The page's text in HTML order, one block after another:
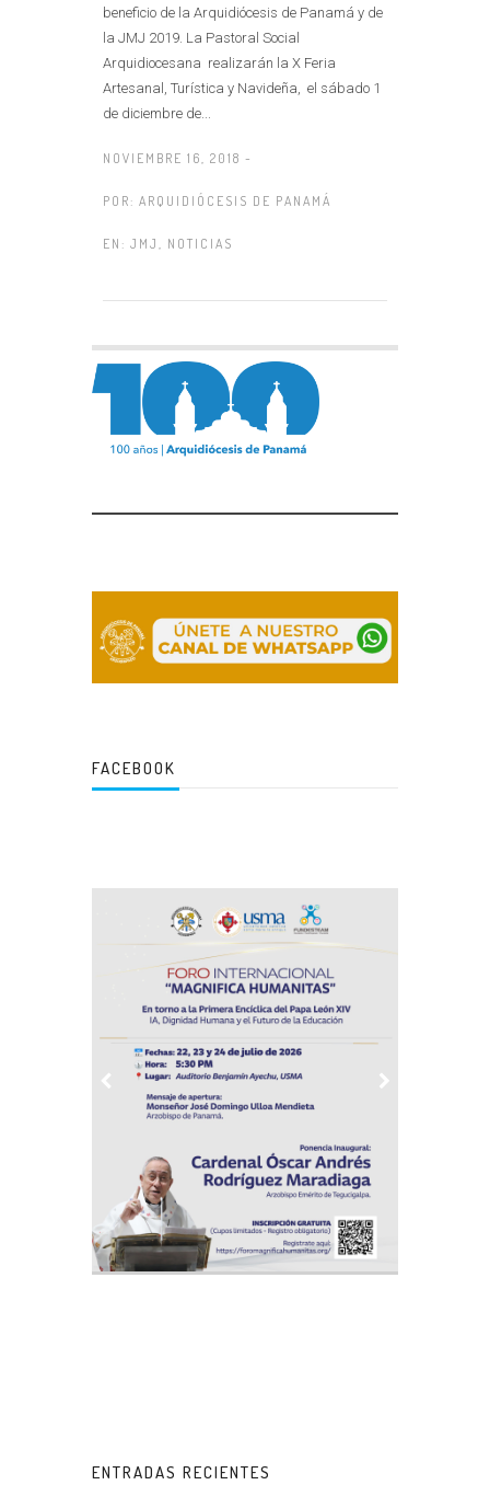
beneficio de la Arquidiócesis de Panamá y de
la JMJ 2019. La Pastoral Social
Arquidiocesana realizarán la X Feria
Artesanal, Turística y Navideña, el sábado 1
de diciembre de...
NOVIEMBRE 16, 2018 -
POR: ARQUIDIÓCESIS DE PANAMÁ
EN: JMJ , NOTICIAS
FACEBOOK
ENTRADAS RECIENTES